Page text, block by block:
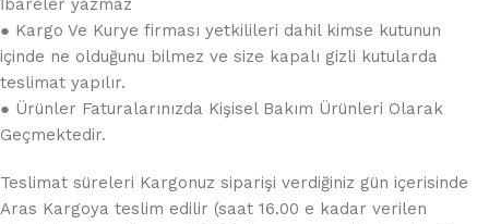
İbareler yazmaz
● Kargo Ve Kurye firması yetkilileri dahil kimse kutunun
içinde ne olduğunu bilmez ve size kapalı gizli kutularda
teslimat yapılır.
● Ürünler Faturalarınızda Kişisel Bakım Ürünleri Olarak
Geçmektedir.
Teslimat süreleri Kargonuz siparişi verdiğiniz gün içerisinde
Aras Kargoya teslim edilir (saat 16.00 e kadar verilen